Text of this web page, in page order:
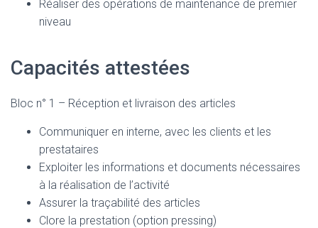
Réaliser des opérations de maintenance de premier
niveau
Capacités attestées
Bloc n° 1 – Réception et livraison des articles
Communiquer en interne, avec les clients et les
prestataires
Exploiter les informations et documents nécessaires
à la réalisation de l’activité
Assurer la traçabilité des articles
Clore la prestation (option pressing)